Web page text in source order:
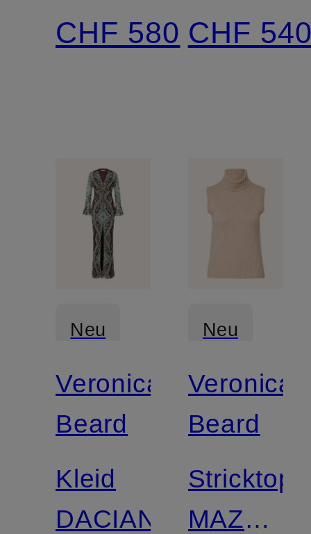
aus
Bouclé
CHF 580
aus
CHF
Neu
Veronica
Beard
Kleid
DACIANA
Neu
Veronica
Beard
Stricktop
MAZZY